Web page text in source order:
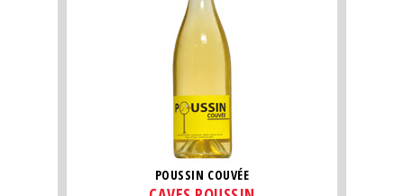
POUSSIN COUVÉE